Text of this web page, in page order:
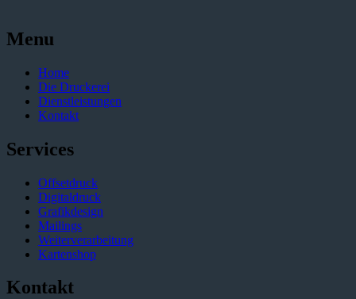
Menu
Home
Die Druckerei
Dienstleistungen
Kontakt
Services
Offsetdruck
Digitaldruck
Grafikdesign
Mailings
Weiterverarbeitung
Kartenshop
Kontakt